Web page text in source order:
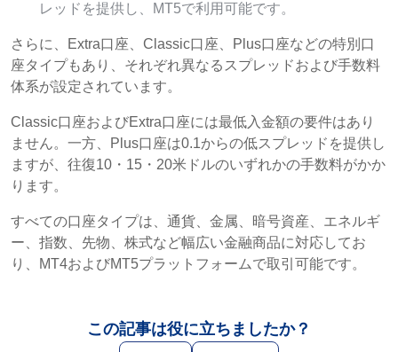
レッドを提供し、MT5で利用可能です。
さらに、Extra口座、Classic口座、Plus口座などの特別口
座タイプもあり、それぞれ異なるスプレッドおよび手数料
体系が設定されています。
Classic口座およびExtra口座には最低入金額の要件はあり
ません。一方、Plus口座は0.1からの低スプレッドを提供し
ますが、往復10・15・20米ドルのいずれかの手数料がかか
ります。
すべての口座タイプは、通貨、金属、暗号資産、エネルギ
ー、指数、先物、株式など幅広い金融商品に対応してお
り、MT4およびMT5プラットフォームで取引可能です。
この記事は役に立ちましたか？